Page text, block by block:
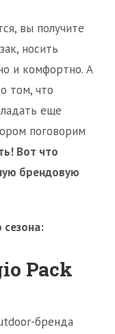
вы получите
носить
и комфортно. А
том, что
еще
поговорим
Вот что
брендовую
Pack
бренда